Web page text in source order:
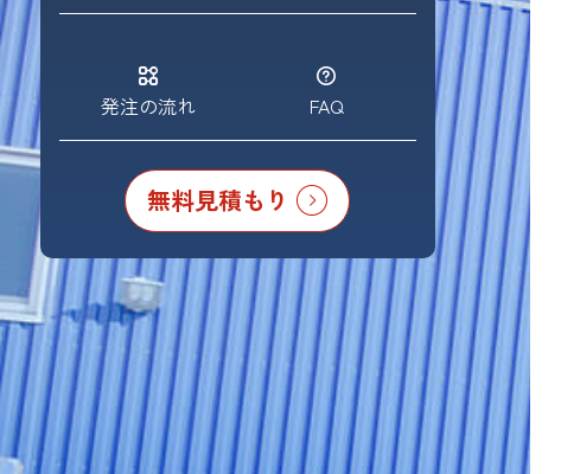
発注の流れ FAQ
無料見積もり